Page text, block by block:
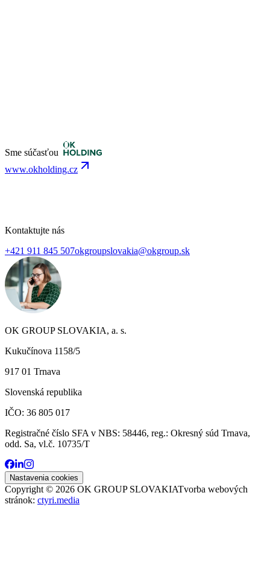
Sme súčasťou
www.okholding.cz
Kontaktujte nás
+421 911 845 507okgroupslovakia@okgroup.sk
OK GROUP SLOVAKIA, a. s.
Kukučínova 1158/5
917 01 Trnava
Slovenská republika
IČO: 36 805 017
Registračné číslo SFA v NBS: 58446, reg.: Okresný súd Trnava,
odd. Sa, vl.č. 10735/T
Nastavenia cookies
Copyright © 2026 OK GROUP SLOVAKIATvorba webových
stránok: ctyri.media